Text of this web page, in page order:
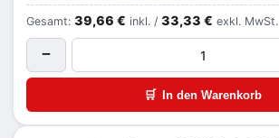
Gesamt: 39,66 € inkl. / 33,33 € exkl. MwSt.
−
🛒 In den Warenkorb